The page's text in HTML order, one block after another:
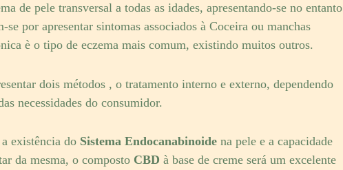
de pele transversal a todas as idades, apresentando-se no entanto
por apresentar sintomas associados à Coceira ou manchas
è o tipo de eczema mais comum, existindo muitos outros.
dois métodos , o tratamento interno e externo, dependendo
necessidades do consumidor.
existência do Sistema Endocanabinoidena pele e a capacidade
da mesma, o composto CBD à base de creme será um excelente